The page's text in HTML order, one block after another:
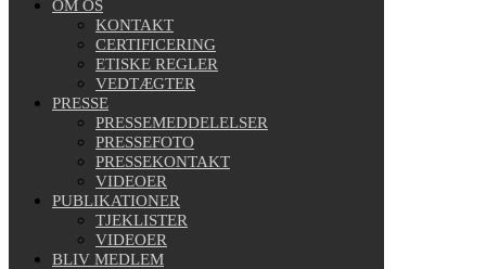
OM OS
KONTAKT
CERTIFICERING
ETISKE REGLER
VEDTÆGTER
PRESSE
PRESSEMEDDELELSER
PRESSEFOTO
PRESSEKONTAKT
VIDEOER
PUBLIKATIONER
TJEKLISTER
VIDEOER
BLIV MEDLEM